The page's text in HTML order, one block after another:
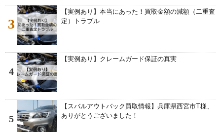
3
【実例あり】本当にあった！買取金額の減額（二重査
定）トラブル
4
【実例あり】クレームガード保証の真実
5
【スバルアウトバック買取情報】兵庫県西宮市T様、
ありがとうございました！